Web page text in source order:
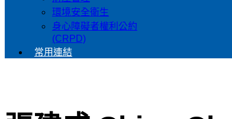
環境安全衛生
身心障礙者權利公約
(CRPD)
常用連結